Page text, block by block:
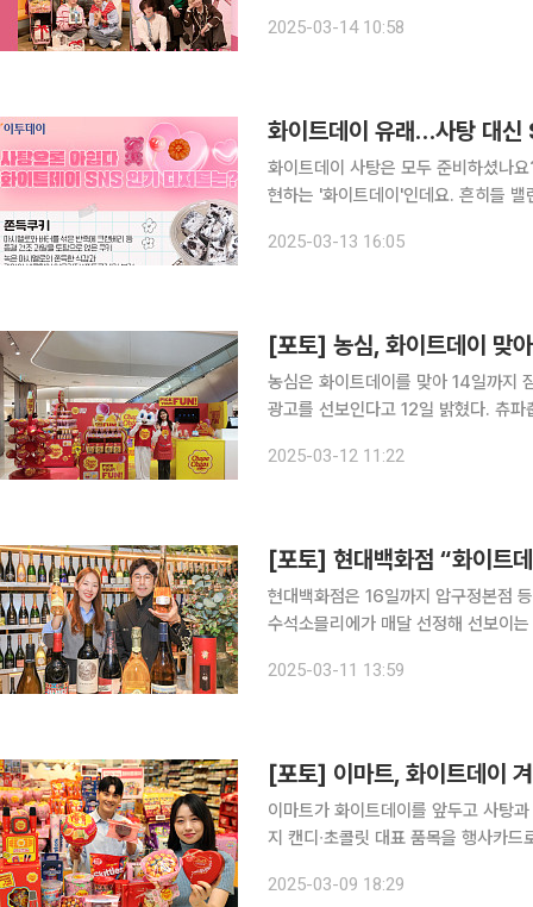
이돌 그룹과 차별화 세트 상품을 출시
2025-03-14 10:58
화이트데이 유래…사탕 대
화이트데이 사탕은 모두 준비하셨나요? 3월 14일. 친구나 연인 사이에 사탕을 선물하며 애정
현하는 '화이트데이'인데요. 흔히들
타인데이와의 연관성을 가장 주목하
2025-03-13 16:05
[포토] 농심, 화이트데이 맞
농심은 화이트데이를 맞아 14일까지
광고를 선보인다고 12일 밝혔다. 츄파춥스 팝업스토어에서는 츄파춥스 벚꽃 에디션, 브레드이발소
2025-03-12 11:22
[포토] 현대백화점 “화이트
현대백화점은 16일까지 압구정본점
수석소믈리에가 매달 선정해 선보이는 3
카델 보스코 프란치아코르타 퀴베 엑
2025-03-11 13:59
[포토] 이마트, 화이트데이
이마트가 화이트데이를 앞두고 사탕과 초콜릿 할인
지 캔디∙초콜릿 대표 품목을 행사카
매한다.
2025-03-09 18:29